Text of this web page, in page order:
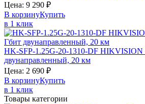
Цена: 9 290 ₽
В корзинуКупить
в 1 клик
HK-SFP-1.25G-20-1310-DF HIKVISION
двунаправленный, 20 км
Цена: 2 690 ₽
В корзинуКупить
в 1 клик
Товары категории